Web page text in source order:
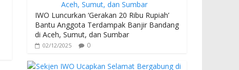
IWO Luncurkan ‘Gerakan 20 Ribu Rupiah’
Bantu Anggota Terdampak Banjir Bandang
di Aceh, Sumut, dan Sumbar
02/12/2025 0